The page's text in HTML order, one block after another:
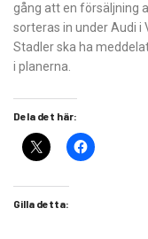
gång att en försäljning
sorteras in under Audi i
Stadler ska ha
i planerna.
Dela det här:
Gilla detta: